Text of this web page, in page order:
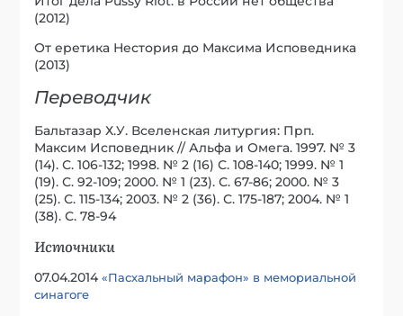
(2012)
От еретика Нестория до Максима Исповедника
(2013)
Переводчик
Бальтазар Х.У. Вселенская литургия: Прп.
Максим Исповедник // Альфа и Омега. 1997. № 3
(14). С. 106-132; 1998. № 2 (16) С. 108-140; 1999. № 1
(19). С. 92-109; 2000. № 1 (23). С. 67-86; 2000. № 3
(25). С. 115-134; 2003. № 2 (36). С. 175-187; 2004. № 1
(38). С. 78-94
Источники
07.04.2014«Пасхальный марафон» в мемориальной
синагоге